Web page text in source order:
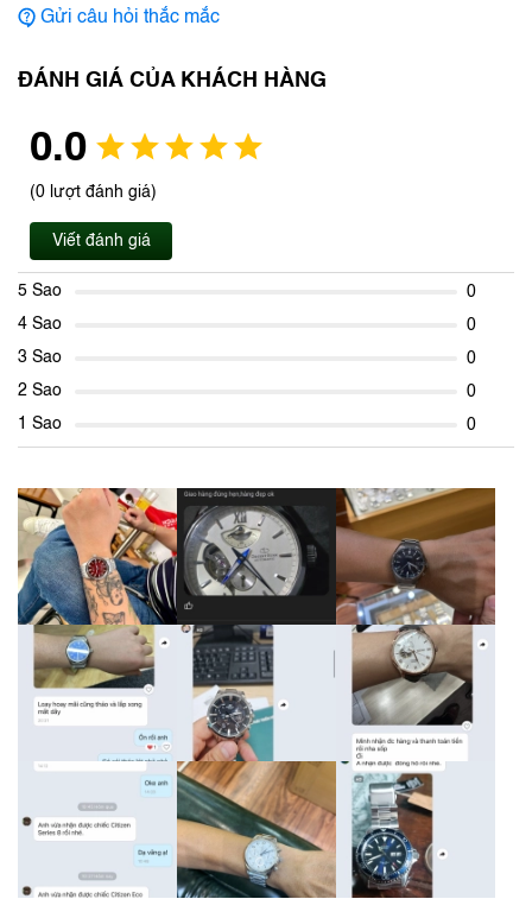
Gửi câu hỏi thắc mắc
ĐÁNH GIÁ CỦA KHÁCH HÀNG
0.0
(0 lượt đánh giá)
Viết đánh giá
5 Sao
0
4 Sao
0
3 Sao
0
2 Sao
0
1 Sao
0